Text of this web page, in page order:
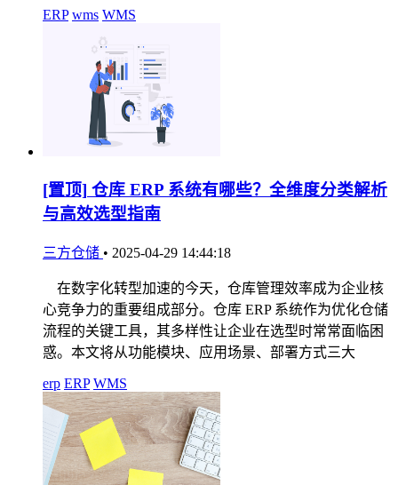
ERP wms WMS
[置顶] 仓库 ERP 系统有哪些？全维度分类解析
与高效选型指南
三方仓储 • 2025-04-29 14:44:18
在数字化转型加速的今天，仓库管理效率成为企业核
心竞争力的重要组成部分。仓库 ERP 系统作为优化仓储
流程的关键工具，其多样性让企业在选型时常常面临困
惑。本文将从功能模块、应用场景、部署方式三大
erp ERP WMS